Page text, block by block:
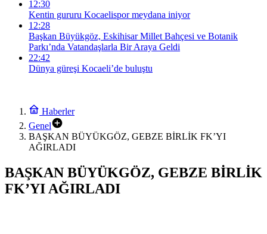
12:30
Kentin gururu Kocaelispor meydana iniyor
12:28
Başkan Büyükgöz, Eskihisar Millet Bahçesi ve Botanik
Parkı’nda Vatandaşlarla Bir Araya Geldi
22:42
Dünya güreşi Kocaeli’de buluştu
Haberler
Genel
BAŞKAN BÜYÜKGÖZ, GEBZE BİRLİK FK’YI
AĞIRLADI
BAŞKAN BÜYÜKGÖZ, GEBZE BİRLİK
FK’YI AĞIRLADI